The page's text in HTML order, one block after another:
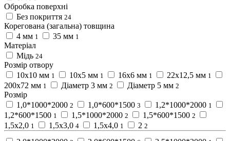
Обробка поверхні
Без покриття 24
Корегована (загальна) товщина
4 мм 1 35 мм 1
Матеріал
Мідь 24
Розмір отвору
10x10 мм 1 10х5 мм 1 16х6 мм 1 22х12,5 мм 1
200x72 мм 1 Діаметр 3 мм 2 Діаметр 5 мм 2
Розмір
1,0*1000*2000 2 1,0*600*1500 3 1,2*1000*2000 1
1,2*600*1500 1 1,5*1000*2000 2 1,5*600*1500 2
1,5х2,0 1 1,5х3,0 4 1,5х4,0 1 2 2